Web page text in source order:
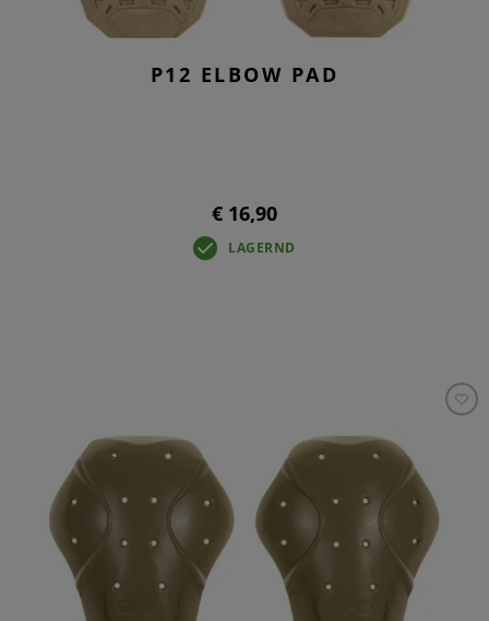
P12 ELBOW PAD
€ 16,90
LAGERND